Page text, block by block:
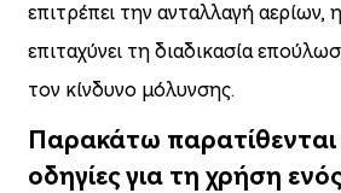
επιτρέπει την ανταλλαγή αερίων,
επιταχύνει τη διαδικασία
τον κίνδυνο μόλυνσης.
Παρακάτω παρατίθενται
οδηγίες για τη χρήση